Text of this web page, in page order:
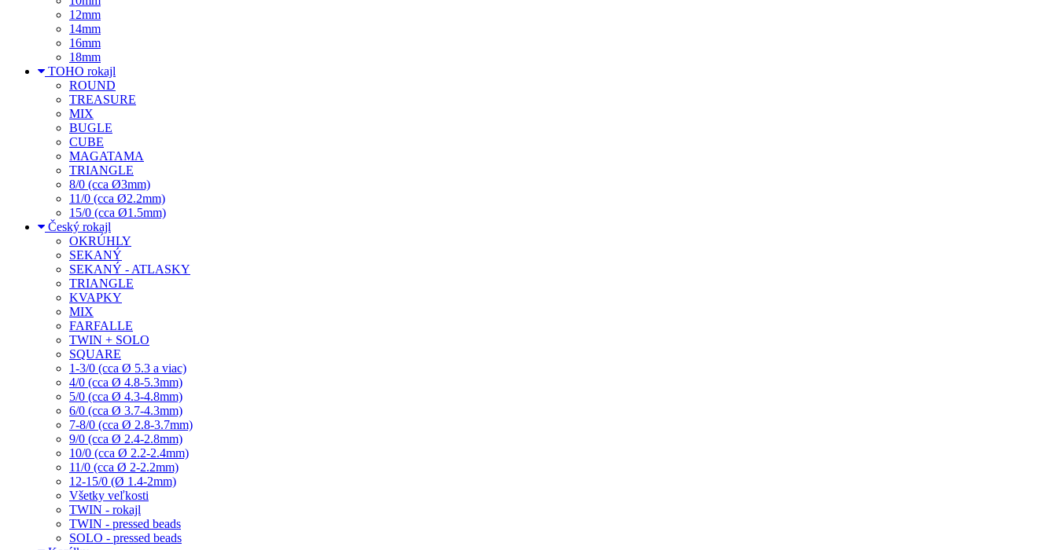
12mm
14mm
16mm
18mm
TOHO rokajl
ROUND
TREASURE
MIX
BUGLE
CUBE
MAGATAMA
TRIANGLE
8/0 (cca Ø3mm)
11/0 (cca Ø2.2mm)
15/0 (cca Ø1.5mm)
Český rokajl
OKRÚHLY
SEKANÝ
SEKANÝ - ATLASKY
TRIANGLE
KVAPKY
MIX
FARFALLE
TWIN + SOLO
SQUARE
1-3/0 (cca Ø 5.3 a viac)
4/0 (cca Ø 4.8-5.3mm)
5/0 (cca Ø 4.3-4.8mm)
6/0 (cca Ø 3.7-4.3mm)
7-8/0 (cca Ø 2.8-3.7mm)
9/0 (cca Ø 2.4-2.8mm)
10/0 (cca Ø 2.2-2.4mm)
11/0 (cca Ø 2-2.2mm)
12-15/0 (Ø 1.4-2mm)
Všetky veľkosti
TWIN - rokajl
TWIN - pressed beads
SOLO - pressed beads